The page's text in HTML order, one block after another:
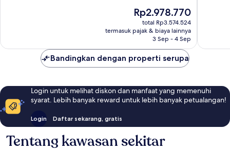
Harga
sekarang
Rp2.978.770
Rp2.978.770
total Rp3.574.524
termasuk pajak & biaya lainnya
3 Sep - 4 Sep
Bandingkan dengan properti serupa
Login untuk melihat diskon dan manfaat yang memenuhi
syarat. Lebih banyak reward untuk lebih banyak petualangan!
Login Daftar sekarang, gratis
Tentang kawasan sekitar